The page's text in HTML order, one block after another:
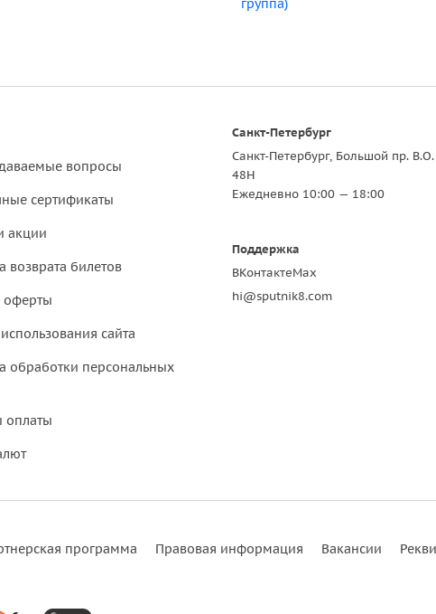
группа)
вопросы
сертификаты
акции
возврата билетов
оферты
сайта
обработки персональных
оплаты
Санкт-Петербург
Санкт-Петербург, Большой пр.
48Н
Ежедневно 10:00 — 18:00
Поддержка
ВКонтактеMax
hi@sputnik8.com
программа Правовая информация Вакансии